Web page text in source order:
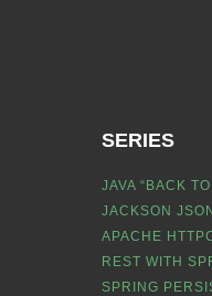
SERIES
JAVA “BACK
JACKSON
APACHE
REST WITH
SPRING